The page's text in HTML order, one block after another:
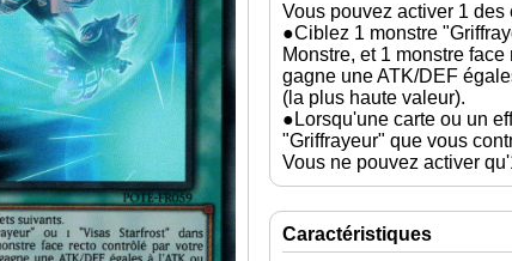
Vous pouvez activer 1 des
●Ciblez 1 monstre
Monstre, et 1 monstre
gagne une ATK/DEF
(la plus haute valeur).
●Lorsqu'une carte ou un
"Griffrayeur" que vous
Vous ne pouvez activer
Caractéristiques